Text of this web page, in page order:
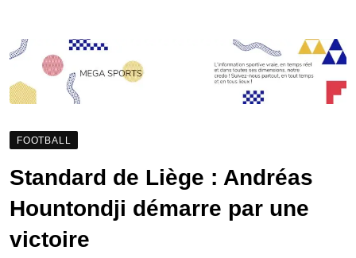
FOOTBALL
Standard de Liège : Andréas
Hountondji démarre par une
victoire